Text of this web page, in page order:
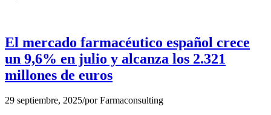
El mercado farmacéutico español crece
un 9,6% en julio y alcanza los 2.321
millones de euros
29 septiembre, 2025/porFarmaconsulting